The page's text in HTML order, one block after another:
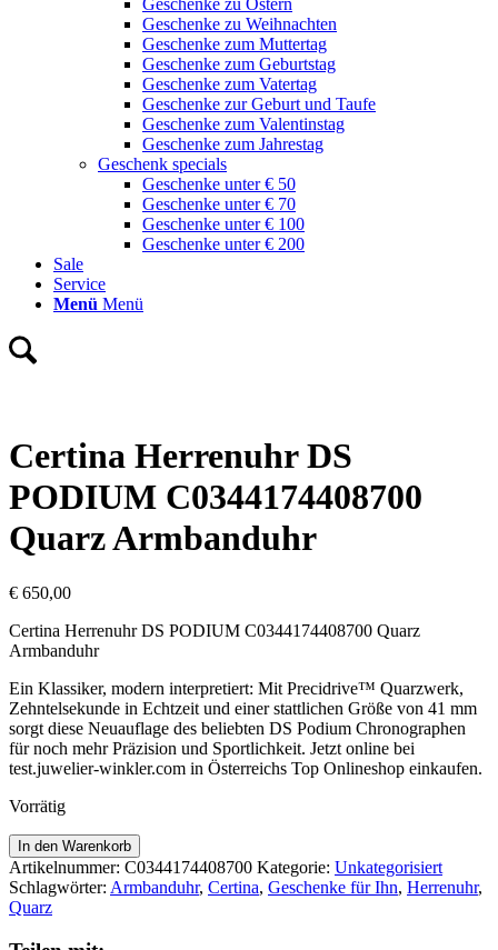
Geschenke zu Ostern
Geschenke zu Weihnachten
Geschenke zum Muttertag
Geschenke zum Geburtstag
Geschenke zum Vatertag
Geschenke zur Geburt und Taufe
Geschenke zum Valentinstag
Geschenke zum Jahrestag
Geschenk specials
Geschenke unter € 50
Geschenke unter € 70
Geschenke unter € 100
Geschenke unter € 200
Sale
Service
Menü Menü
Certina Herrenuhr DS
PODIUM C0344174408700
Quarz Armbanduhr
€ 650,00
Certina Herrenuhr DS PODIUM C0344174408700 Quarz
Armbanduhr
Ein Klassiker, modern interpretiert: Mit Precidrive™ Quarzwerk,
Zehntelsekunde in Echtzeit und einer stattlichen Größe von 41 mm
sorgt diese Neuauflage des beliebten DS Podium Chronographen
für noch mehr Präzision und Sportlichkeit. Jetzt online bei
test.juwelier-winkler.com in Österreichs Top Onlineshop einkaufen.
Vorrätig
Certina
Herrenuhr
DS
PODIUM
Quarz
In den Warenkorb
Artikelnummer: C0344174408700 Kategorie: Unkategorisiert
Schlagwörter: Armbanduhr, Certina, Geschenke für Ihn, Herrenuhr,
Quarz